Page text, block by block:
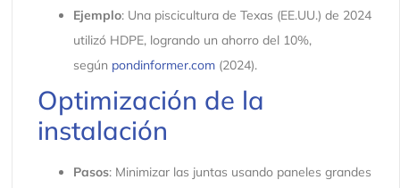
Ejemplo: Una piscicultura de Texas (EE.UU.) de 2024
utilizó HDPE, logrando un ahorro del 10%,
según pondinformer.com(2024).
Optimización de la
instalación
Pasos: Minimizar las juntas usando paneles grandes